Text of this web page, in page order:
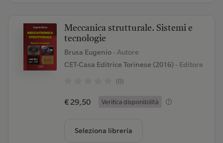
Meccanica strutturale. Sistemi e
tecnologie
Brusa Eugenio - Autore
CET-Casa Editrice Torinese (2016)- Editore
(0)
€ 29,50 Verifica disponibilità
Seleziona libreria